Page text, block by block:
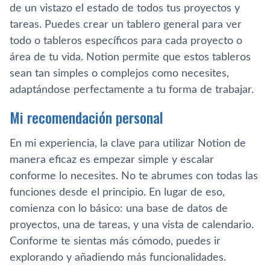
de un vistazo el estado de todos tus proyectos y
tareas. Puedes crear un tablero general para ver
todo o tableros específicos para cada proyecto o
área de tu vida. Notion permite que estos tableros
sean tan simples o complejos como necesites,
adaptándose perfectamente a tu forma de trabajar.
Mi recomendación personal
En mi experiencia, la clave para utilizar Notion de
manera eficaz es empezar simple y escalar
conforme lo necesites. No te abrumes con todas las
funciones desde el principio. En lugar de eso,
comienza con lo básico: una base de datos de
proyectos, una de tareas, y una vista de calendario.
Conforme te sientas más cómodo, puedes ir
explorando y añadiendo más funcionalidades.